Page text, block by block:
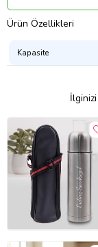
Uzunluk : 15 Cm.
Ürün Kodu:
Ürün Özellikleri
Kapasite